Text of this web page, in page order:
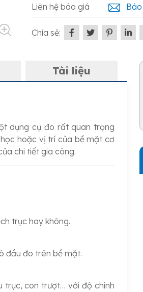
Liên hệ báo giá
Chia sẻ:
Tài liệu
dụng cụ đo rất quan trọng
hoặc vị trí của bề mặt cơ
chi tiết gia công.
trục hay không.
đầu đo trên bề mặt.
trục, con trượt… với độ chính